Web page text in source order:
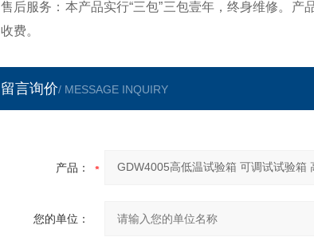
售后服务：本产品实行“三包”三包壹年，终身维修。
收费。
留言询价/ MESSAGE INQUIRY
产品：
您的单位：